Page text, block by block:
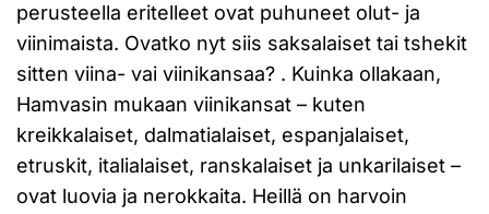
perusteella eritelleet ovat puhuneet olut- ja
viinimaista. Ovatko nyt siis saksalaiset tai tshekit
sitten viina- vai viinikansaa? . Kuinka ollakaan,
Hamvasin mukaan viinikansat – kuten
kreikkalaiset, dalmatialaiset, espanjalaiset,
etruskit, italialaiset, ranskalaiset ja unkarilaiset –
ovat luovia ja nerokkaita. Heillä on harvoin